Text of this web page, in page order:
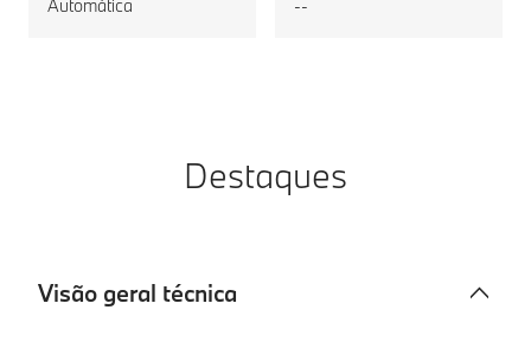
Automática --
Destaques
Visão geral técnica